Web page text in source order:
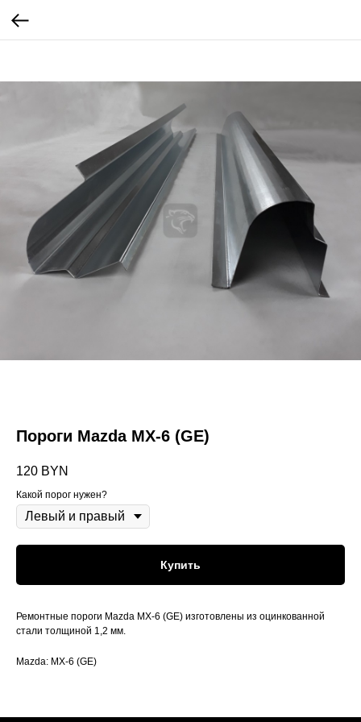
Пороги Mazda MX-6 (GE)
120 BYN
Какой порог нужен?
Купить
Ремонтные пороги Mazda MX-6 (GE) изготовлены из оцинкованной
стали толщиной 1,2 мм.
Mazda: MX-6 (GE)